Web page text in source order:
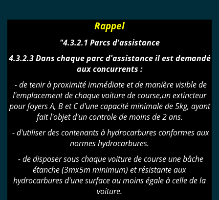
Rappel
"4.3.2.1 Parcs d'assistance
4.3.2.3 Dans chaque parc d'assistance il est demandé
aux concurrents :
- de tenir à proximité immédiate et de manière visible de
l'emplacement de chaque voiture de course,un extincteur
pour foyers A, B et C d'une capacité minimale de 5kg, ayant
fait l'objet d'un controle de moins de 2 ans.
- d'utiliser des contenants à hydrocarbures conformes aux
normes hydrocarbures.
- de disposer sous chaque voiture de course une bâche
étanche (3mx5m minimum) et résistante aux
hydrocarbures d'une surface au moins égale à celle de la
voiture.